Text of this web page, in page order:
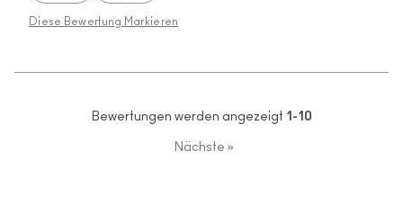
Diese Bewertung Markieren
Bewertungen werden angezeigt 1-10
Nächste »